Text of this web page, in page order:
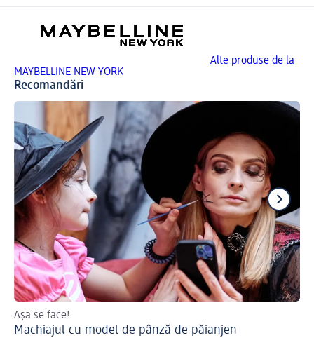
Alte produse de la
MAYBELLINE NEW YORK
Recomandări
Așa se face!
Machiajul cu model de pânză de păianjen